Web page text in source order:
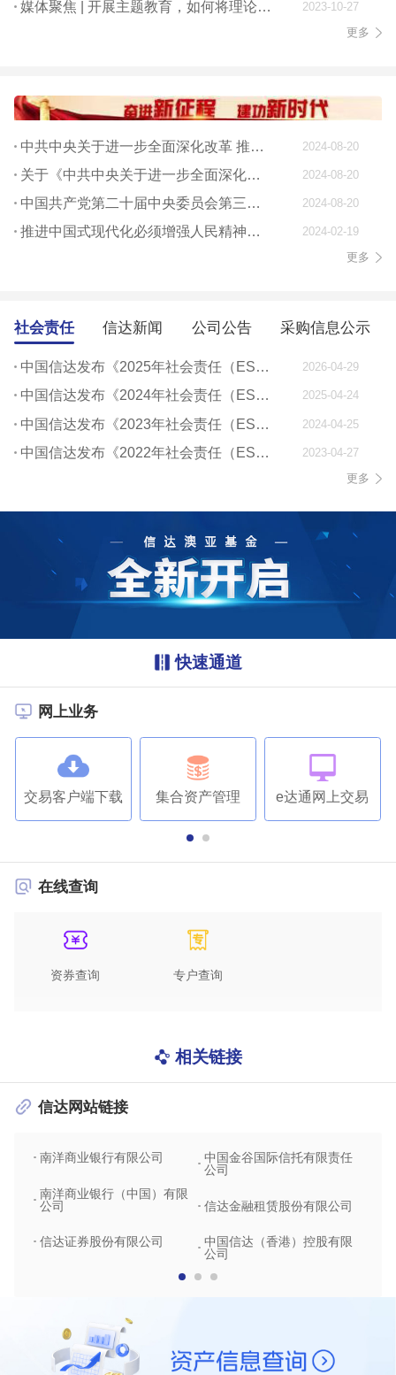
媒体聚焦 | 开展主题教育，如何将理论学习贯穿始终
2023-10-27
更多
中共中央关于进一步全面深化改革 推进中国式现代化的决定 2024-08-20
关于《中共中央关于进一步全面深化改革、 推进中国式现代化的决定》的说明 2024-08-20
中国共产党第二十届中央委员会第三次全体会议公报 2024-08-20
推进中国式现代化必须增强人民精神力量
2024-02-19
更多
社会责任 信达新闻 公司公告 采购信息公示
中国信达发布《2025年社会责任（ESG）报告》 2026-04-29
中国信达发布《2024年社会责任（ESG）报告》 2025-04-24
中国信达发布《2023年社会责任（ESG）报告》 2024-04-25
中国信达发布《2022年社会责任（ESG）报告》
2023-04-27
更多
快速通道
网上业务
交易客户端下载 集合资产管理 e达通网上交易
在线查询
资券查询 专户查询
相关链接
信达网站链接
南洋商业银行有限公司
南洋商业银行（中国）有限
公司
信达证券股份有限公司
中国金谷国际信托有限责任
公司
信达金融租赁股份有限公司
中国信达（香港）控股有限
公司